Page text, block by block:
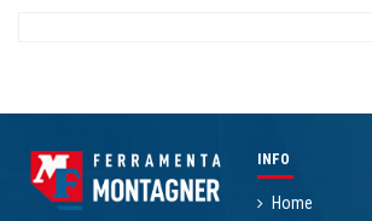
INFO
Home